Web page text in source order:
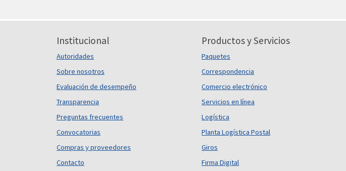
Institucional
Autoridades
Sobre nosotros
Evaluación de desempeño
Transparencia
Preguntas frecuentes
Convocatorias
Compras y proveedores
Contacto
Productos y Servicios
Paquetes
Correspondencia
Comercio electrónico
Servicios en línea
Logística
Planta Logística Postal
Giros
Firma Digital